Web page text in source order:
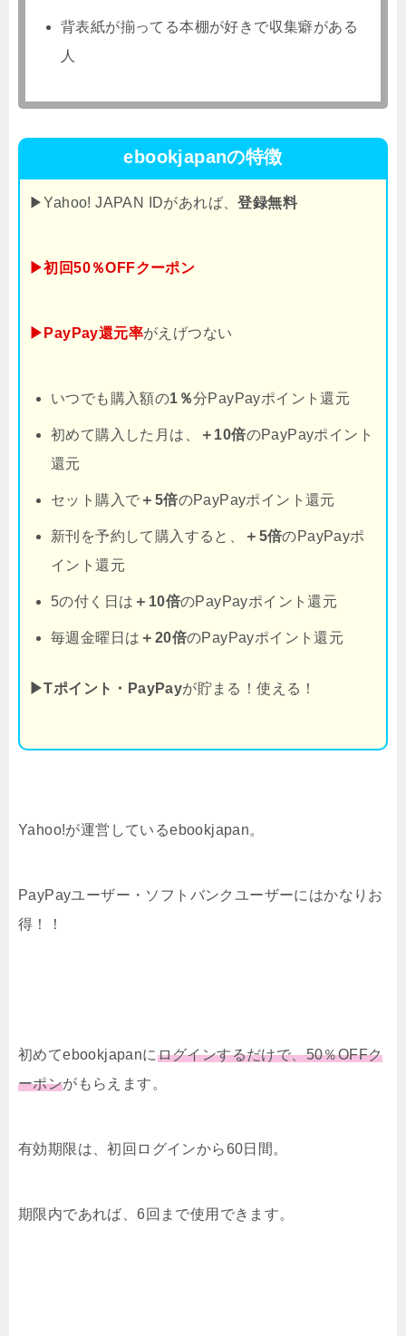
背表紙が揃ってる本棚が好きで収集癖がある
人
ebookjapanの特徴
▶Yahoo! JAPAN IDがあれば、登録無料
▶初回50％OFFクーポン
▶PayPay還元率がえげつない
いつでも購入額の1％分PayPayポイント還元
初めて購入した月は、 ＋10倍のPayPayポイント
還元
セット購入で ＋5倍のPayPayポイント還元
新刊を予約して購入すると、 ＋5倍のPayPayポ
イント還元
5の付く日は ＋10倍のPayPayポイント還元
毎週金曜日は ＋20倍のPayPayポイント還元
▶Tポイント・PayPayが貯まる！使える！
Yahoo!が運営しているebookjapan。
PayPayユーザー・ソフトバンクユーザーにはかなりお
得！！
初めてebookjapanにログインするだけで、50％OFFク
ーポンがもらえます。
有効期限は、初回ログインから60日間。
期限内であれば、6回まで使用できます。